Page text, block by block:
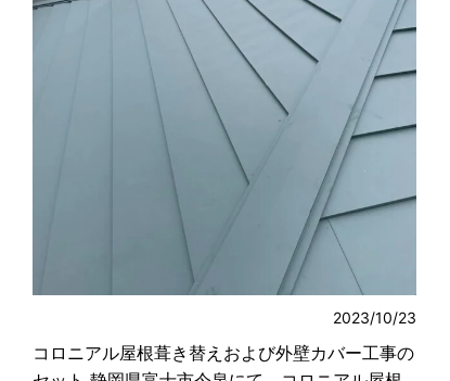
2023/10/23
コロニアル屋根葺き替えおよび外壁カバー工事の